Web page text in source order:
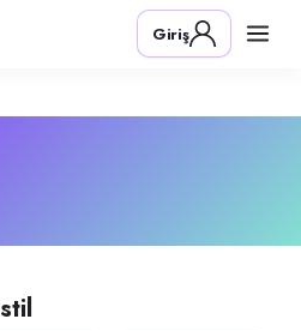
Profili
i̇ç çamaşır üretimi
Giriş